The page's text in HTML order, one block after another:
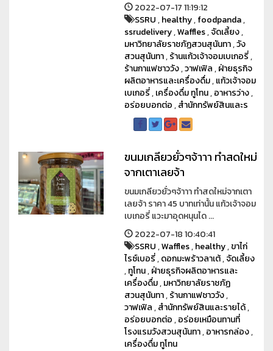
2022-07-17 11:19:12
SSRU,healthy,foodpanda,
ssrudelivery,Waffles,จัดเลี้ยง,
มหาวิทยาลัยราชภัฏสวนสุนันทา,วัง
สวนสุนันทา,ร้านแก้วเจ้าจอมเบเกอรี่,
ร้านกาแฟชาววัง,วาฟเฟิล,ฝ่ายธุรกิจ
ผลิตอาหารและเครื่องดื่ม,แก้วเจ้าจอม
เบเกอรี่,เครื่องดื่ม ทูโทน,อาหารว่าง,
อร่อยบอกต่อ,สำนักทรัพย์สินและร
ขนมเกลียวยั่วๆจ้าาา ทำสดใหม่
จากเตาเลยจ้า
ขนมเกลียวยั่วๆจ้าาา ทำสดใหม่จากเตา
เลยจ้า ราคา 45 บาทเท่านั้น แก้วเจ้าจอม
เบเกอรี่ แวะมาอุดหนุนได ...
2022-07-18 10:40:41
SSRU,Waffles,healthy,ขาไก่
ไรซ์เบอรี่,ดอกมะพร้าวลาเต้,จัดเลี้ยง
,ทูโทน,ฝ่ายธุรกิจผลิตอาหารและ
เครื่องดื่ม,มหาวิทยาลัยราชภัฏ
สวนสุนันทา,ร้านกาแฟชาววัง,
วาฟเฟิล,สำนักทรัพย์สินและรายได้,
อร่อยบอกต่อ,อร่อยเหมือนทานที่
โรงแรมวังสวนสุนันทา,อาหารกล่อง,
เครื่องดื่ม ทูโทน